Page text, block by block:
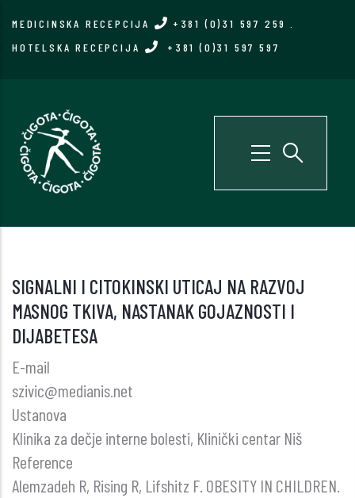
MEDICINSKA RECEPCIJA +381 (0)31 597 259
HOTELSKA RECEPCIJA
+381 (0)31 597 597
SIGNALNI I CITOKINSKI UTICAJ NA RAZVOJ
MASNOG TKIVA, NASTANAK GOJAZNOSTI I
DIJABETESA
E-mail
szivic@medianis.net
Ustanova
Klinika za dečje interne bolesti, Klinički centar Niš
Reference
Alemzadeh R, Rising R, Lifshitz F. OBESITY IN CHILDREN.